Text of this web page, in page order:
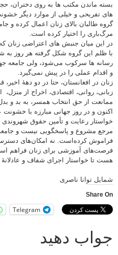
بسته ماندن مکتب ها به روی دختران،
های تفریحی و خیلی از موارد دیگر
گروه طالبان بالای زنان اعمال کرده و
مرگ‌باری را اختیار کرده است.
در این میان جنبش های اعتراضی زنان که
با ظلم این گروه شکل گرفته هر روز به
رسانه ها سرکوب می‌شود، ولی جامعه
و اقدام عملی را در پیش نمی‌گیرد.
زنان در افغانستان، حتا در دو دهۀ
زبانی، روانی، اقتصادی، اخراج از منزل،
ممانعت از حق انتخاب همسر، به بد و
اکنون و در روز جهانی مبارزه با خشونت
خواستار رعایت و تأمین حقوق شهروندی
مرجع مشروع و پاسخگویی نیست و جامعۀ
فراموش کرده‌است. نه امکان‌های
فرصت‌های آموزشی برای زنان فراهم
هست تا خواستار اجرای شفاف و عادلانۀ
شمایل توانا ناصری
Share On
Telegram
جواب دهید